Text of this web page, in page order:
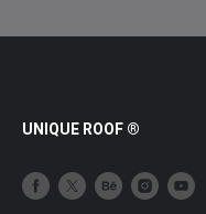
UNIQUE ROOF ®